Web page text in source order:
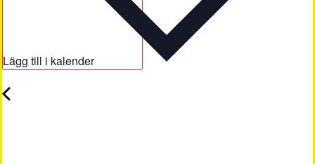
Lägg till i kalender